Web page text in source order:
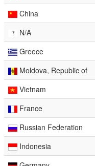
China
N/A
Greece
Moldova, Republic of
Vietnam
France
Russian Federation
Indonesia